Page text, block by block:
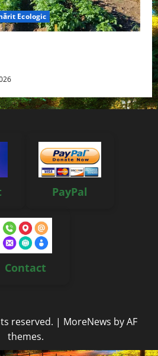
Ecologic
PayPal
Contact
reserved. | MoreNews by AF
themes.